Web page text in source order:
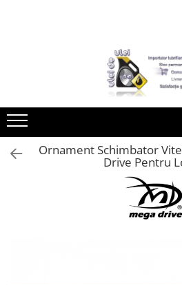
► Detailing si cosmetica
Curatare tapiterie auto
Curatare si intretinere piele
Plastice interioare
Ornament Schimbator
Drive Pentru